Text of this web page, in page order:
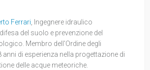
Ferrari, Ingegnere idraulico
del suolo e prevenzione del
Membro dell'Ordine degli
anni di esperienza nella progettazione di
delle acque meteoriche.